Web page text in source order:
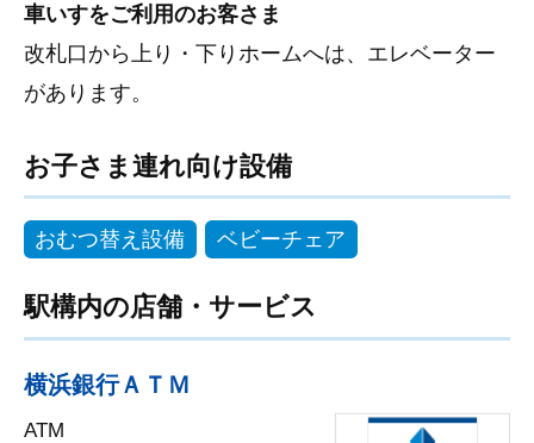
車いすをご利用のお客さま
改札口から上り・下りホームへは、エレベーター
があります。
お子さま連れ向け設備
おむつ替え設備 ベビーチェア
駅構内の店舗・サービス
横浜銀行ＡＴＭ
ATM